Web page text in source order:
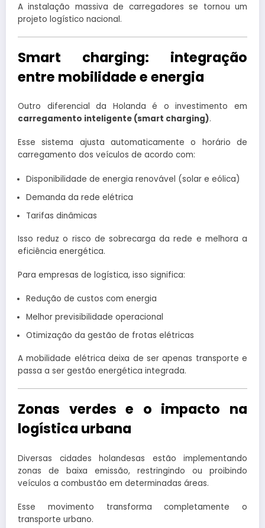
A instalação massiva de carregadores se tornou um
projeto logístico nacional.
Smart charging: integração
entre mobilidade e energia
Outro diferencial da Holanda é o investimento em
carregamento inteligente (smart charging).
Esse sistema ajusta automaticamente o horário de
carregamento dos veículos de acordo com:
Disponibilidade de energia renovável (solar e eólica)
Demanda da rede elétrica
Tarifas dinâmicas
Isso reduz o risco de sobrecarga da rede e melhora a
eficiência energética.
Para empresas de logística, isso significa:
Redução de custos com energia
Melhor previsibilidade operacional
Otimização da gestão de frotas elétricas
A mobilidade elétrica deixa de ser apenas transporte e
passa a ser gestão energética integrada.
Zonas verdes e o impacto na
logística urbana
Diversas cidades holandesas estão implementando
zonas de baixa emissão, restringindo ou proibindo
veículos a combustão em determinadas áreas.
Esse movimento transforma completamente o
transporte urbano.